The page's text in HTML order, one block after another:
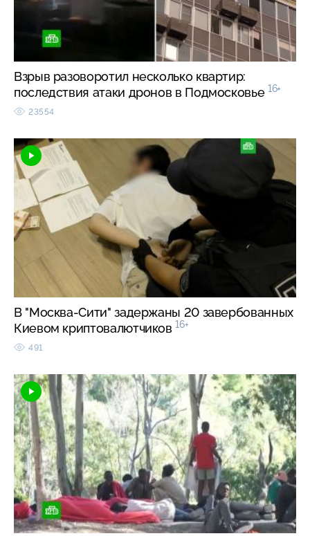
Взрыв разоворотил несколько квартир:
последствия атаки дронов в Подмосковье 16+
23554
В "Москва-Сити" задержаны 20 завербованных
Киевом криптовалютчиков 16+
491